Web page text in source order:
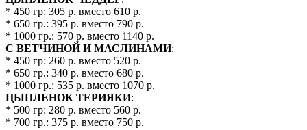
* 450 гр: 305 р. вместо 610 р.
* 650 гр.: 395 р. вместо 790 р.
* 1000 гр.: 570 р. вместо 1140 р.
С ВЕТЧИНОЙ И МАСЛИНАМИ:
* 450 гр: 260 р. вместо 520 р.
* 650 гр.: 340 р. вместо 680 р.
* 1000 гр.: 535 р. вместо 1070 р.
ЦЫПЛЕНОК ТЕРИЯКИ:
* 500 гр: 280 р. вместо 560 р.
* 700 гр.: 375 р. вместо 750 р.